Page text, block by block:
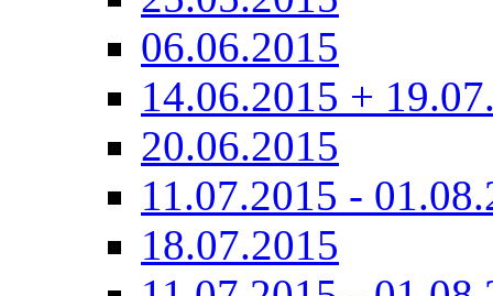
06.06.2015
14.06.2015 +
20.06.2015
11.07.2015 -
18.07.2015